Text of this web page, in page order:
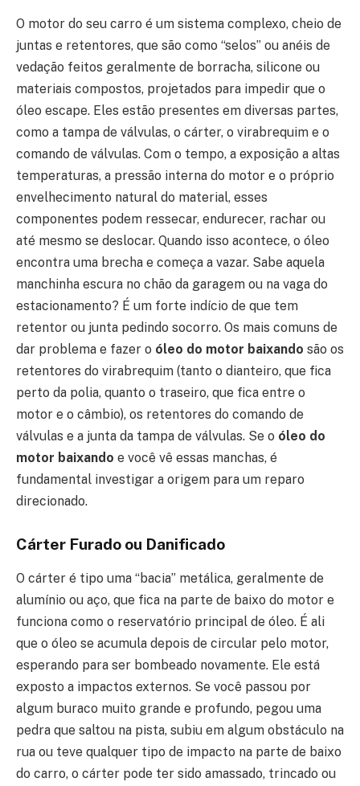
O motor do seu carro é um sistema complexo, cheio de
juntas e retentores, que são como “selos” ou anéis de
vedação feitos geralmente de borracha, silicone ou
materiais compostos, projetados para impedir que o
óleo escape. Eles estão presentes em diversas partes,
como a tampa de válvulas, o cárter, o virabrequim e o
comando de válvulas. Com o tempo, a exposição a altas
temperaturas, a pressão interna do motor e o próprio
envelhecimento natural do material, esses
componentes podem ressecar, endurecer, rachar ou
até mesmo se deslocar. Quando isso acontece, o óleo
encontra uma brecha e começa a vazar. Sabe aquela
manchinha escura no chão da garagem ou na vaga do
estacionamento? É um forte indício de que tem
retentor ou junta pedindo socorro. Os mais comuns de
dar problema e fazer o óleo do motor baixando são os
retentores do virabrequim (tanto o dianteiro, que fica
perto da polia, quanto o traseiro, que fica entre o
motor e o câmbio), os retentores do comando de
válvulas e a junta da tampa de válvulas. Se o óleo do
motor baixando e você vê essas manchas, é
fundamental investigar a origem para um reparo
direcionado.
Cárter Furado ou Danificado
O cárter é tipo uma “bacia” metálica, geralmente de
alumínio ou aço, que fica na parte de baixo do motor e
funciona como o reservatório principal de óleo. É ali
que o óleo se acumula depois de circular pelo motor,
esperando para ser bombeado novamente. Ele está
exposto a impactos externos. Se você passou por
algum buraco muito grande e profundo, pegou uma
pedra que saltou na pista, subiu em algum obstáculo na
rua ou teve qualquer tipo de impacto na parte de baixo
do carro, o cárter pode ter sido amassado, trincado ou